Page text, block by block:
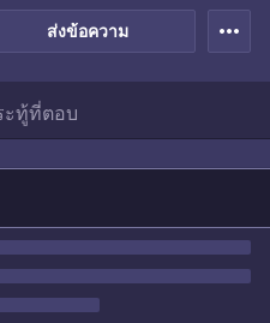
ส่งข้อความ more_horiz
ะทู้ที่ตอบ